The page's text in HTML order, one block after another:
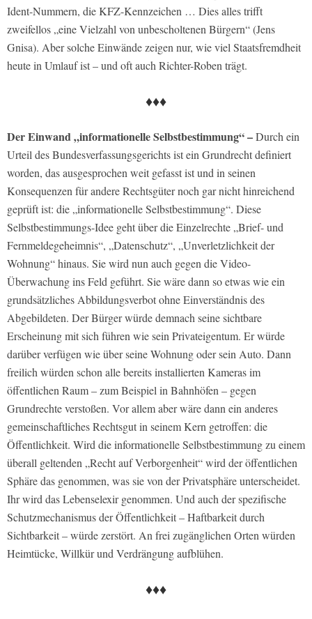
Ident-Nummern, die KFZ-Kennzeichen … Dies alles trifft
zweifellos „eine Vielzahl von unbescholtenen Bürgern“ (Jens
Gnisa). Aber solche Einwände zeigen nur, wie viel Staatsfremdheit
heute in Umlauf ist – und oft auch Richter-Roben trägt.
♦♦♦
Der Einwand „informationelle Selbstbestimmung“ –Durch ein
Urteil des Bundesverfassungsgerichts ist ein Grundrecht definiert
worden, das ausgesprochen weit gefasst ist und in seinen
Konsequenzen für andere Rechtsgüter noch gar nicht hinreichend
geprüft ist: die „informationelle Selbstbestimmung“. Diese
Selbstbestimmungs-Idee geht über die Einzelrechte „Brief- und
Fernmeldegeheimnis“, „Datenschutz“, „Unverletzlichkeit der
Wohnung“ hinaus. Sie wird nun auch gegen die Video-
Überwachung ins Feld geführt. Sie wäre dann so etwas wie ein
grundsätzliches Abbildungsverbot ohne Einverständnis des
Abgebildeten. Der Bürger würde demnach seine sichtbare
Erscheinung mit sich führen wie sein Privateigentum. Er würde
darüber verfügen wie über seine Wohnung oder sein Auto. Dann
freilich würden schon alle bereits installierten Kameras im
öffentlichen Raum – zum Beispiel in Bahnhöfen – gegen
Grundrechte verstoßen. Vor allem aber wäre dann ein anderes
gemeinschaftliches Rechtsgut in seinem Kern getroffen: die
Öffentlichkeit. Wird die informationelle Selbstbestimmung zu einem
überall geltenden „Recht auf Verborgenheit“ wird der öffentlichen
Sphäre das genommen, was sie von der Privatsphäre unterscheidet.
Ihr wird das Lebenselexir genommen. Und auch der spezifische
Schutzmechanismus der Öffentlichkeit – Haftbarkeit durch
Sichtbarkeit – würde zerstört. An frei zugänglichen Orten würden
Heimtücke, Willkür und Verdrängung aufblühen.
♦♦♦